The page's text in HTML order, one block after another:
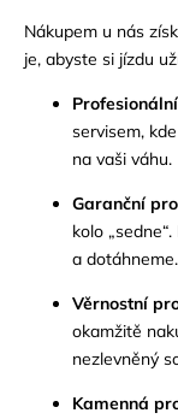
Nákupem u nás
je, abyste si jízdu
servisem,
na vaši váhu.
Garanční
kolo
a dotáhneme.
Věrnostní
okamžitě
nezlevněný
Kamenná